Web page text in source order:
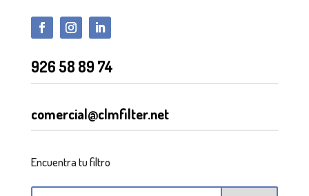
926 58 89 74
comercial@clmfilter.net
Encuentra tu filtro